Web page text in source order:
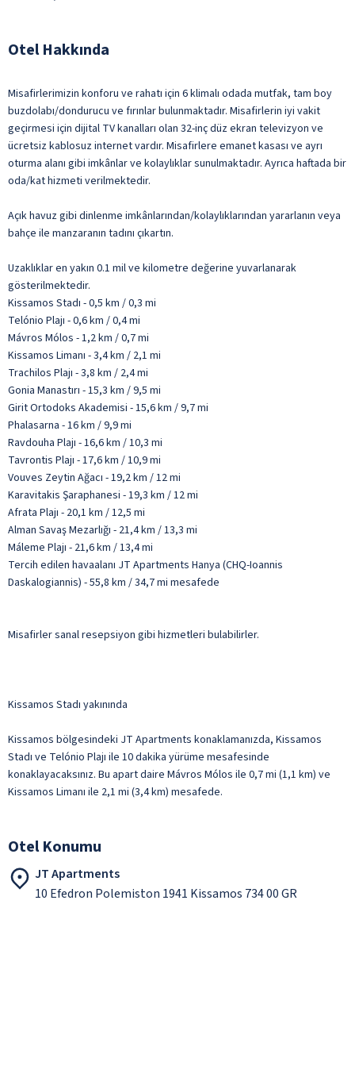
Otel Hakkında
Misafirlerimizin konforu ve rahatı için 6 klimalı odada mutfak, tam boy
buzdolabı/dondurucu ve fırınlar bulunmaktadır. Misafirlerin iyi vakit
geçirmesi için dijital TV kanalları olan 32-inç düz ekran televizyon ve
ücretsiz kablosuz internet vardır. Misafirlere emanet kasası ve ayrı
oturma alanı gibi imkânlar ve kolaylıklar sunulmaktadır. Ayrıca haftada bir
oda/kat hizmeti verilmektedir.
Açık havuz gibi dinlenme imkânlarından/kolaylıklarından yararlanın veya
bahçe ile manzaranın tadını çıkartın.
Uzaklıklar en yakın 0.1 mil ve kilometre değerine yuvarlanarak
gösterilmektedir.
Kissamos Stadı - 0,5 km / 0,3 mi
Telónio Plajı - 0,6 km / 0,4 mi
Mávros Mólos - 1,2 km / 0,7 mi
Kissamos Limanı - 3,4 km / 2,1 mi
Trachilos Plajı - 3,8 km / 2,4 mi
Gonia Manastırı - 15,3 km / 9,5 mi
Girit Ortodoks Akademisi - 15,6 km / 9,7 mi
Phalasarna - 16 km / 9,9 mi
Ravdouha Plajı - 16,6 km / 10,3 mi
Tavrontis Plajı - 17,6 km / 10,9 mi
Vouves Zeytin Ağacı - 19,2 km / 12 mi
Karavitakis Şaraphanesi - 19,3 km / 12 mi
Afrata Plajı - 20,1 km / 12,5 mi
Alman Savaş Mezarlığı - 21,4 km / 13,3 mi
Máleme Plajı - 21,6 km / 13,4 mi
Tercih edilen havaalanı JT Apartments Hanya (CHQ-Ioannis
Daskalogiannis) - 55,8 km / 34,7 mi mesafede
Misafirler sanal resepsiyon gibi hizmetleri bulabilirler.
Kissamos Stadı yakınında
Kissamos bölgesindeki JT Apartments konaklamanızda, Kissamos
Stadı ve Telónio Plajı ile 10 dakika yürüme mesafesinde
konaklayacaksınız. Bu apart daire Mávros Mólos ile 0,7 mi (1,1 km) ve
Kissamos Limanı ile 2,1 mi (3,4 km) mesafede.
Otel Konumu
JT Apartments
10 Efedron Polemiston 1941 Kissamos 734 00 GR